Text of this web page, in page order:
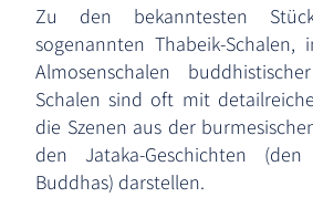
Zu den bekanntesten
sogenannten Thabeik-
Almosenschalen
Schalen sind oft mit
die Szenen aus der
den Jataka-Geschichten
Buddhas) darstellen.